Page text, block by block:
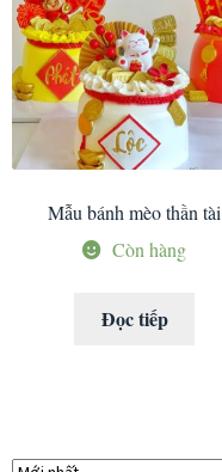
Mẫu bánh mèo thần tài
Còn hàng
Đọc tiếp